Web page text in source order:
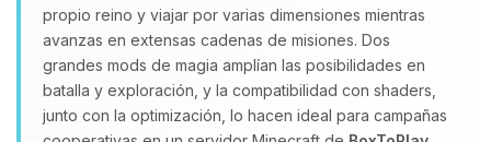
propio reino y viajar por varias dimensiones mientras
avanzas en extensas cadenas de misiones. Dos
grandes mods de magia amplían las posibilidades en
batalla y exploración, y la compatibilidad con shaders,
junto con la optimización, lo hacen ideal para campañas